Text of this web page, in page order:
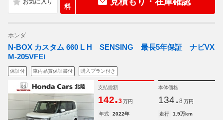
料
ホンダ
N-BOX カスタム 660 L H SENSING 最長5年保証 ナビVX
M-205VFEi
保証付 車両品質保証書付 購入プラン付き
支払総額
142.3 万円
本体価格
134. 8 万円
年式 2022年 走行
1.9万km